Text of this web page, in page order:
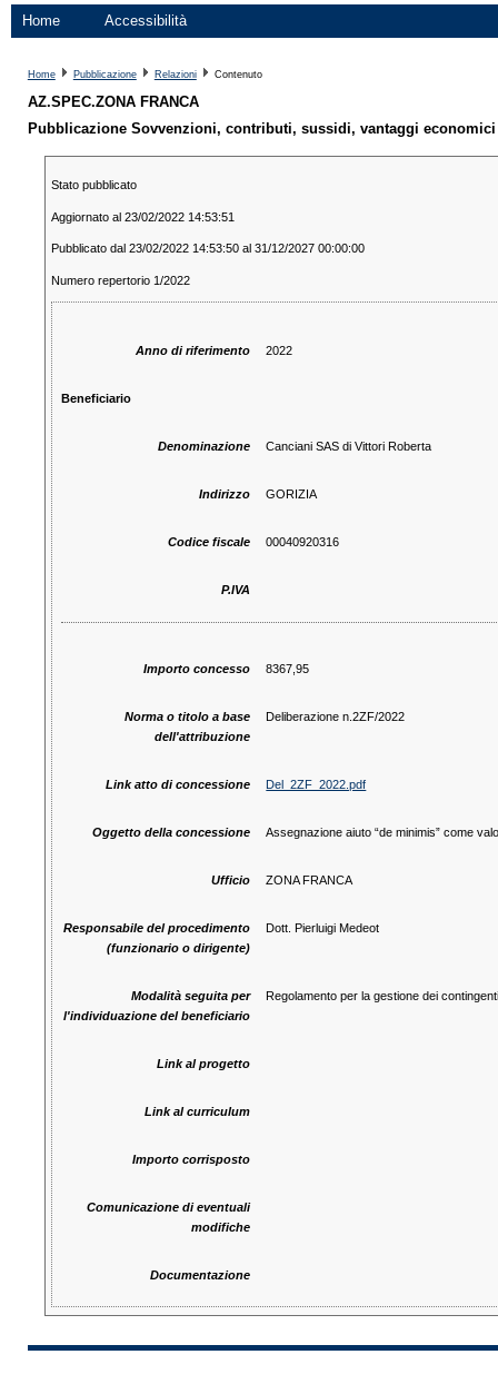
Home Accessibilità
Home Pubblicazione Relazioni Contenuto
AZ.SPEC.ZONA FRANCA
Pubblicazione Sovvenzioni, contributi, sussidi, vantaggi economici
Stato pubblicato
Aggiornato al 23/02/2022 14:53:51
Pubblicato dal 23/02/2022 14:53:50 al 31/12/2027 00:00:00
Numero repertorio 1/2022
Anno di riferimento 2022
Beneficiario
Denominazione Canciani SAS di Vittori Roberta
Indirizzo GORIZIA
Codice fiscale 00040920316
P.IVA
Importo concesso 8367,95
Norma o titolo a base
dell'attribuzione
Deliberazione n.2ZF/2022
Link atto di concessione Del_2ZF_2022.pdf
Oggetto della concessione Assegnazione aiuto “de minimis” come
Ufficio ZONA FRANCA
Responsabile del procedimento
(funzionario o dirigente)
Dott. Pierluigi Medeot
Modalità seguita per
l'individuazione del beneficiario
Regolamento per la gestione dei
Link al progetto
Link al curriculum
Importo corrisposto
Comunicazione di eventuali
modifiche
Documentazione